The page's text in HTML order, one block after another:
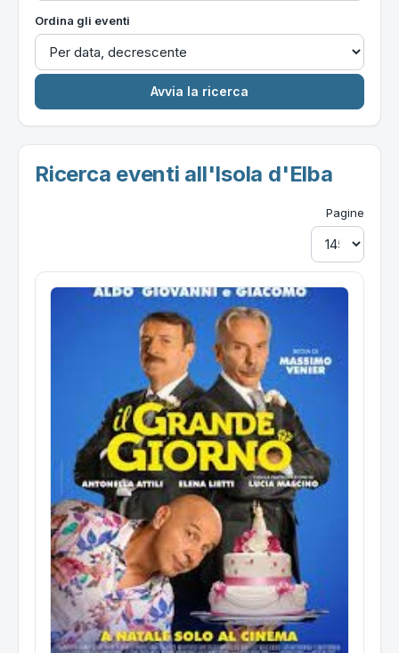
Ordina gli eventi
Ricerca eventi all'Isola d'Elba
Pagine